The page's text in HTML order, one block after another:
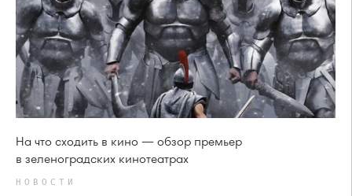
На что сходить в кино — обзор премьер
в зеленоградских кинотеатрах
НОВОСТИ